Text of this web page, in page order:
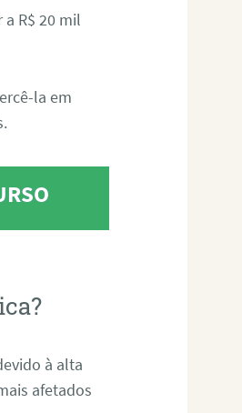
R$ 20 mil
la em
à alta
afetados